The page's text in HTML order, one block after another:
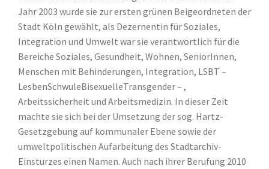
Jahr 2003 wurde sie zur ersten grünen Beigeordneten der
Stadt Köln gewählt, als Dezernentin für Soziales,
Integration und Umwelt war sie verantwortlich für die
Bereiche Soziales, Gesundheit, Wohnen, SeniorInnen,
Menschen mit Behinderungen, Integration, LSBT –
LesbenSchwuleBisexuelleTransgender – ,
Arbeitssicherheit und Arbeitsmedizin. In dieser Zeit
machte sie sich bei der Umsetzung der sog. Hartz-
Gesetzgebung auf kommunaler Ebene sowie der
umweltpolitischen Aufarbeitung des Stadtarchiv-
Einsturzes einen Namen. Auch nach ihrer Berufung 2010